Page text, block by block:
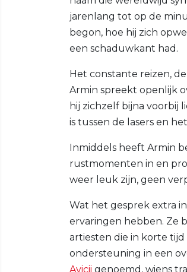
jarenlang tot op de
begon, hoe hij zich
een schaduwkant had.
Het constante reizen,
Armin spreekt openlijk
hij zichzelf bijna voorbij
is tussen de lasers en
Inmiddels heeft Armin
rustmomenten in en
weer leuk zijn, geen
Wat het gesprek extra
ervaringen hebben. Ze
artiesten die in korte
ondersteuning in een
Avicii genoemd, wiens